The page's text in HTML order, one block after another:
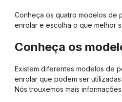
Conheça os quatro modelos de
enrolar e escolha o que melhor
Conheça os
Existem diferentes modelos de
enrolar que podem ser
Nós trouxemos mais